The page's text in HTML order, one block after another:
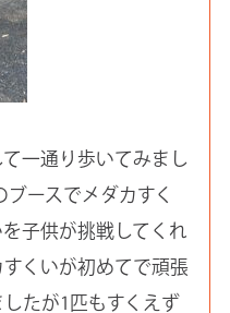
一通り歩いてみまし
ースでメダカすく
子供が挑戦してくれ
くいが初めてで頑張
たが1匹もすくえず